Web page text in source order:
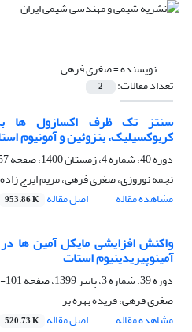
نویسنده =صغری فرهی
تعداد مقالات: 2
سنتز تک ظرف اکسازول ها
کربوکسیلیک، بنزوئین و آمونیوم
دوره 40، شماره 4، زمستان 1400، صفحه
نجمه نوروزی، صغری فرهی، مریم ایرج زاده
مشاهده مقاله
اصل مقاله 953.86 K
آمینوپیریدینیوم استات
دوره 39، شماره 3، پاییز 1399، صفحه
101-110
صغری فرهی، فریده بهره بر
مشاهده مقاله
اصل مقاله 520.73 K